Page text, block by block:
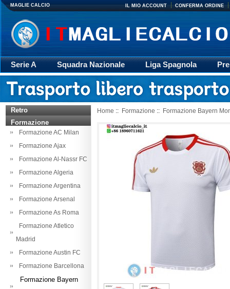
MAGLIE CALCIO IL MIO ACCOUNT CONFERMA ORDINE
Serie A Squadra Nazionale Liga Spagnola
Giacca
Rugby trasporto Retro
Retro
Formazione
Formazione AC Milan
Formazione Ajax
Formazione Al-Nassr FC
Formazione Algeria
Formazione Argentina
Formazione Arsenal
Formazione As Roma
Formazione Atletico
Madrid
Formazione Austin FC
Formazione Barcellona
Formazione Bayern
Home :: Formazione :: Formazione Bayern